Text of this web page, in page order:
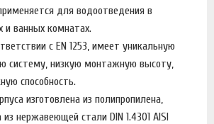
для водоотведения в
и ванных комнатах.
с EN 1253, имеет уникальную
систему, низкую монтажную высоту,
способность.
изготовлена из полипропилена,
нержавеющей стали DIN 1.4301 AISI